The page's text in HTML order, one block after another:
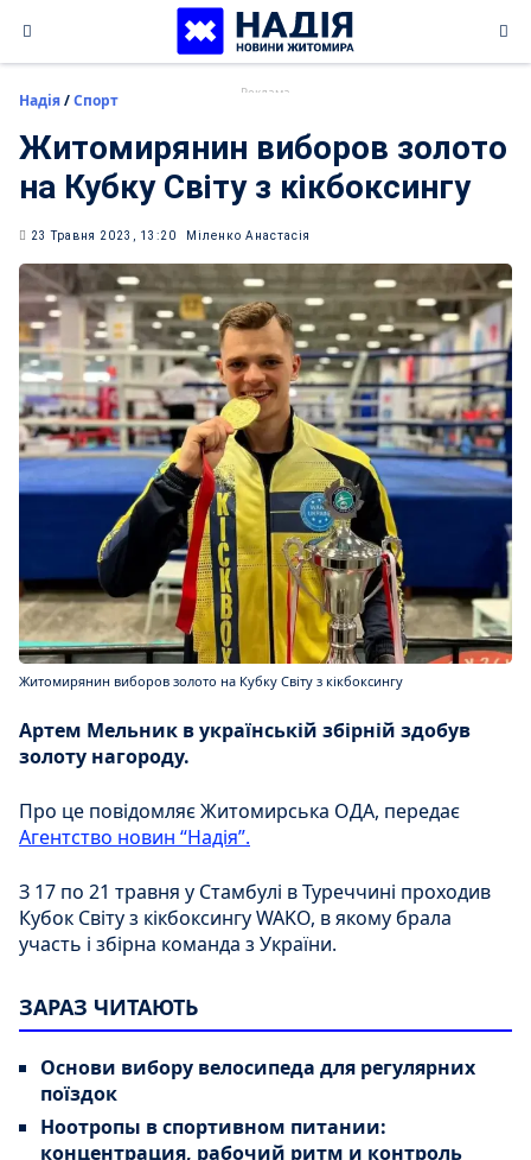
content
Надія/Спорт
Житомирянин виборов золото
на Кубку Світу з кікбоксингу
23 Травня 2023, 13:20 Міленко Анастасія
Житомирянин виборов золото на Кубку Світу з кікбоксингу
Артем Мельник в українській збірній здобув
золоту нагороду.
Про це повідомляє Житомирська ОДА, передає
Агентство новин “Надія”.
З 17 по 21 травня у Стамбулі в Туреччині проходив
Кубок Світу з кікбоксингу WAKO, в якому брала
участь і збірна команда з України.
ЗАРАЗ ЧИТАЮТЬ
Основи вибору велосипеда для регулярних
поїздок
Ноотропы в спортивном питании:
концентрация, рабочий ритм и контроль